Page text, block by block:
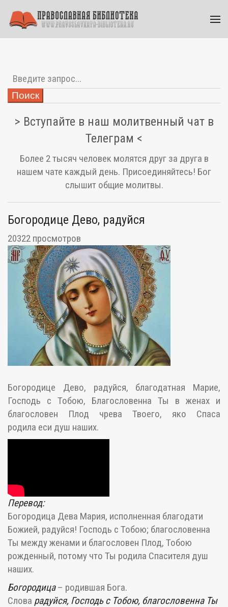
Поиск
> Вступайте в наш молитвенный чат в
Телеграм <
Более 2 тысяч человек молятся друг за друга в
нашем чате каждый день. Присоединяйтесь! Бог
слышит общие молитвы.
Богородице Дево, радуйся
20322 просмотров
Богородице Дево, радуйся, благодатная Марие,
Господь с Тобою, Благословенна Ты в женах и
благословен Плод чрева Твоего, яко Спаса
родила еси душ наших.
Перевод:
Богородица Дева Мария, исполненная благодати
Божией, радуйся! Господь с Тобою; благословенна
Ты между женами и благословен Плод, Тобою
рожденный, потому что Ты родила Спасителя душ
наших.
Богородица– родившая Бога.
Слова радуйся, Господь с Тобою, благословенна Ты